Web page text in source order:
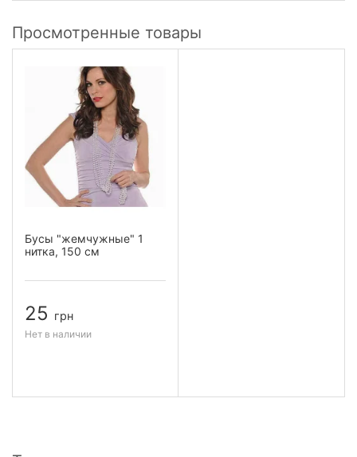
Просмотренные товары
Бусы "жемчужные" 1
нитка, 150 см
25 грн
Нет в наличии